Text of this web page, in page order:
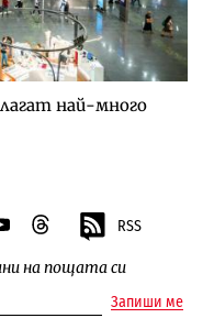
най-много
threads RSS
на пощата си
Запиши ме